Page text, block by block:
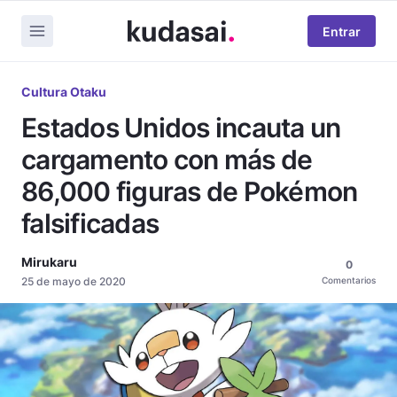
Entrar
Cultura Otaku
Estados Unidos incauta un
cargamento con más de
86,000 figuras de Pokémon
falsificadas
Mirukaru
25 de mayo de 2020
0
Comentarios